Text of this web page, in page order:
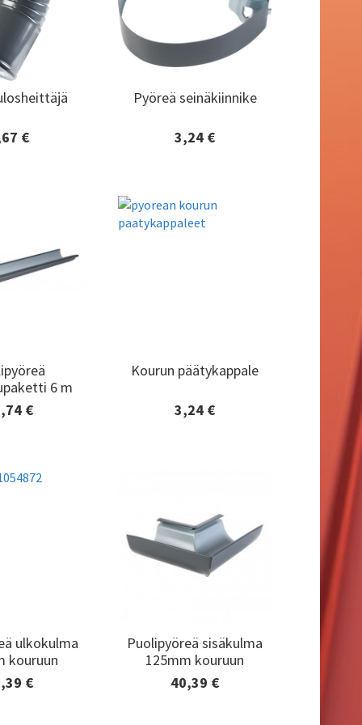
€ja
Pyöreä seinäkiinnike
3,24 €
Pyöreä seinäkiinnike
Lisätiedot ja
6 m
€
6 m
ja
Kourun päätykappale
3,24 €
Kourun päätykappale
Lisätiedot ja
ulkokulma
kouruun
€
ulkokulma
kouruun
ja
Puolipyöreä sisäkulma
125mm kouruun
40,39 €
Puolipyöreä sisäkulma
125mm kouruun
Lisätiedot ja